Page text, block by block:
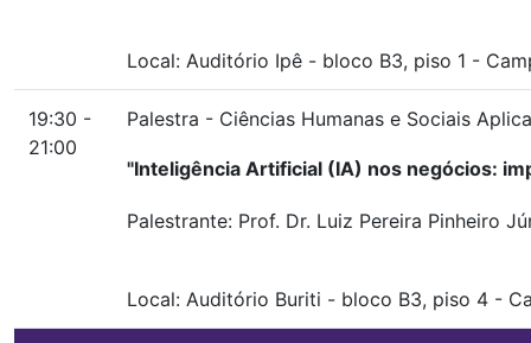
Local: Auditório Ipê - bloco B3, piso 1 -
19:30 -
21:00
Palestra - Ciências Humanas e Sociais
"Inteligência Artificial (IA) nos negócios:
Palestrante: Prof. Dr. Luiz Pereira Pinheiro
Local: Auditório Buriti - bloco B3, piso 4 -